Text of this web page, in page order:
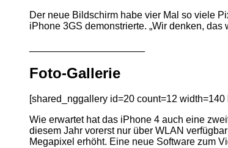
Der neue Bildschirm habe vier Mal so viele
iPhone 3GS demonstrierte. „Wir denken,
Foto-Gallerie
[shared_nggallery id=20 count=12
Wie erwartet hat das iPhone 4 auch eine
diesem Jahr vorerst nur über WLAN
Megapixel erhöht. Eine neue Software zum